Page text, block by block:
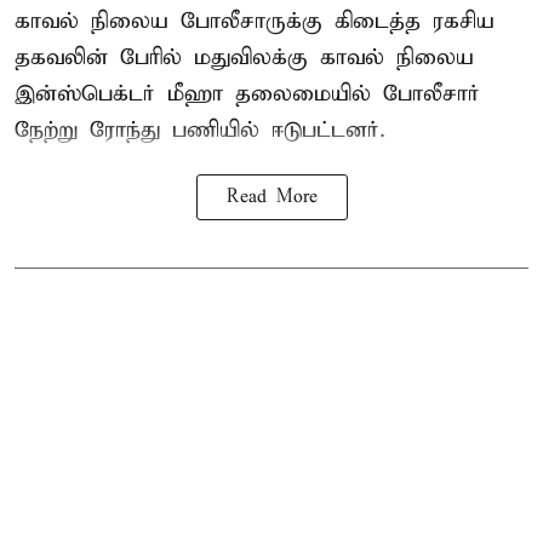
காவல் நிலைய போலீசாருக்கு கிடைத்த ரகசிய
தகவலின் பேரில் மதுவிலக்கு காவல் நிலைய
இன்ஸ்பெக்டர் மீஹா தலைமையில் போலீசார்
நேற்று ரோந்து பணியில் ஈடுபட்டனர்.
Read More